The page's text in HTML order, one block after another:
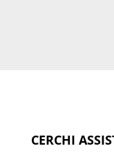
CERCHI